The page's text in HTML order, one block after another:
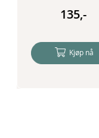
135,-
Kjøp nå